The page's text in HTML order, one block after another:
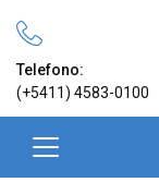
Telefono:
(+5411) 4583-0100